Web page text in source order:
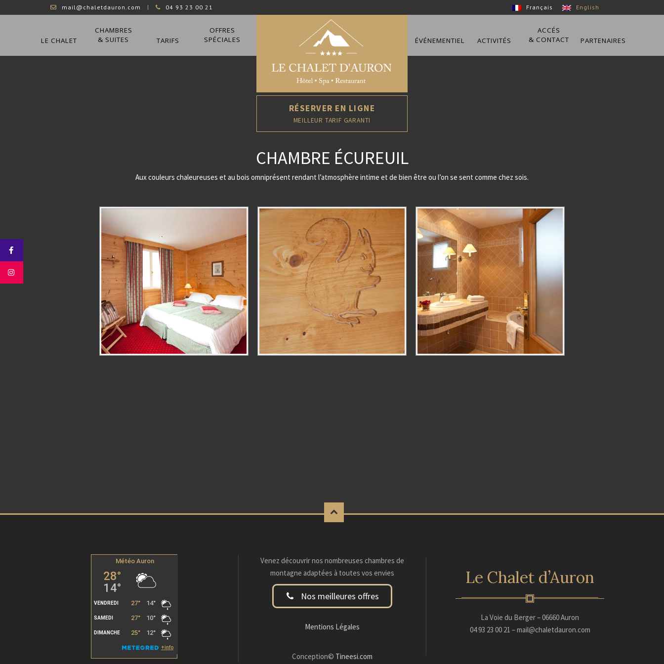
mail@chaletdauron.com 04 93 23 00 21 Français English
LE CHALET
CHAMBRES
& SUITES
TARIFS
OFFRES
SPÉCIALES
RÉSERVER EN LIGNE
MEILLEUR TARIF GARANTI
ÉVÉNEMENTIEL ACTIVITÉS
ACCÉS
& CONTACT
PARTENAIRES
CHAMBRE ÉCUREUIL
Aux couleurs chaleureuses et au bois omniprésent rendant l’atmosphère intime et de bien être ou l’on se sent comme chez sois.
Venez découvrir nos nombreuses chambres de
montagne adaptées à toutes vos envies
Nos meilleures offres
Mentions Légales
Conception© Tineesi.com
Le Chalet d’Auron
La Voie du Berger – 06660 Auron
04 93 23 00 21 – mail@chaletdauron.com